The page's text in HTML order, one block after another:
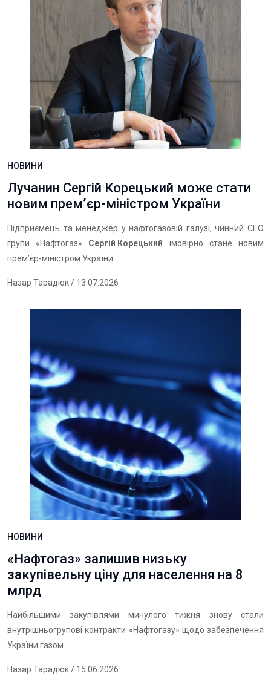
НОВИНИ
Лучанин Сергій Корецький може стати
новим премʼєр-міністром України
Підприємець та менеджер у нафтогазовій галузі, чинний СЕО
групи «Нафтогаз» Сергій Корецький імовірно стане новим
премʼєр-міністром України
Назар Тарадюк/ 13.07.2026
НОВИНИ
«Нафтогаз» залишив низьку
закупівельну ціну для населення на 8
млрд
Найбільшими закупівлями минулого тижня знову стали
внутрішньогрупові контракти «Нафтогазу» щодо забезпечення
України газом
Назар Тарадюк/ 15.06.2026